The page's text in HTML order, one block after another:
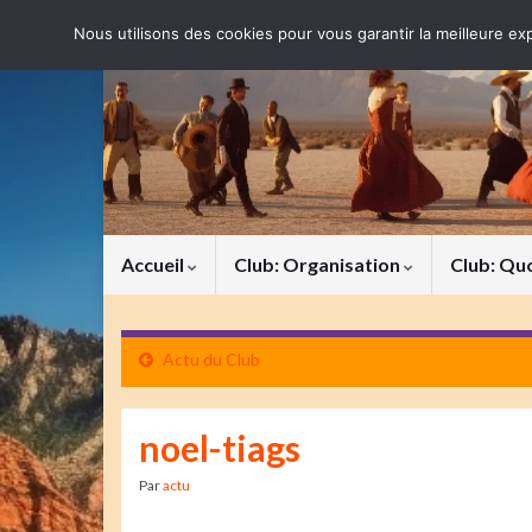
Accueil Club: Organisation Club:
Actu du Club
noel-tiags
Paractu
Nous utilisons des cookies pour vous garantir la meilleure